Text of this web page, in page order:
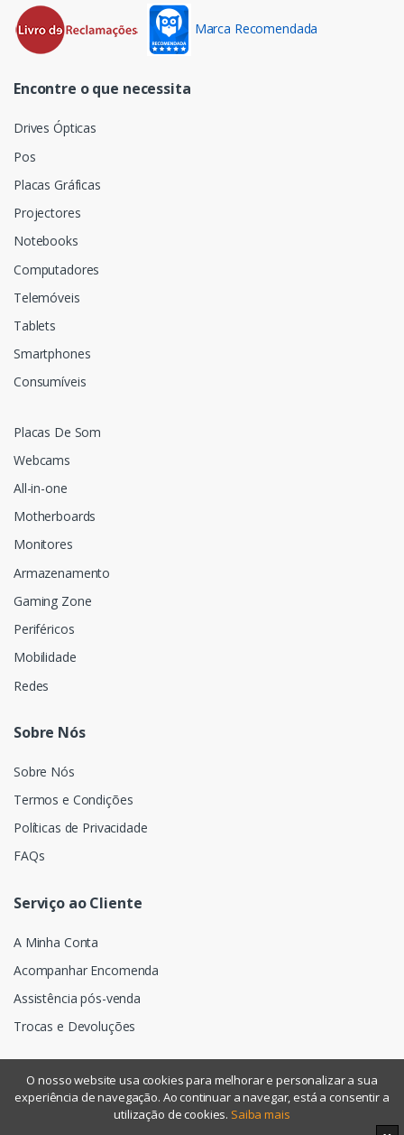
Marca Recomendada
Encontre o que necessita
Drives Ópticas
Pos
Placas Gráficas
Projectores
Notebooks
Computadores
Telemóveis
Tablets
Smartphones
Consumíveis
Placas De Som
Webcams
All-in-one
Motherboards
Monitores
Armazenamento
Gaming Zone
Periféricos
Mobilidade
Redes
Sobre Nós
Sobre Nós
Termos e Condições
Políticas de Privacidade
FAQs
Serviço ao Cliente
A Minha Conta
Acompanhar Encomenda
Assistência pós-venda
Trocas e Devoluções
©Assismática- Todos os direitos reservados
O nosso website usa cookies para melhorar e personalizar a sua
experiência de navegação. Ao continuar a navegar, está a consentir a
utilização de cookies. Saiba mais